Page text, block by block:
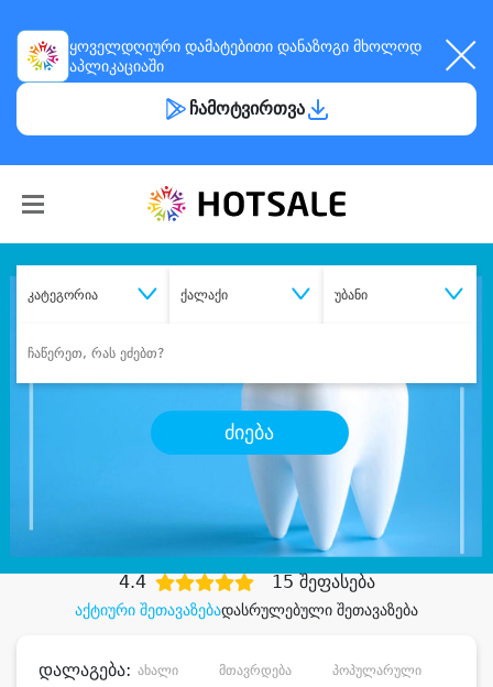
ყოველდღიური დამატებითი დანაზოგი მხოლოდ
აპლიკაციაში
ჩამოტვირთვა
კატეგორია ქალაქი უბანი
ძიება
სასურველი მომსახურება
დიდი დანაზოგით
აქტიური შეთავაზებადასრულებული შეთავაზება
4.4 15 შეფასება
დალაგება: ახალი მთავრდება პოპულარული